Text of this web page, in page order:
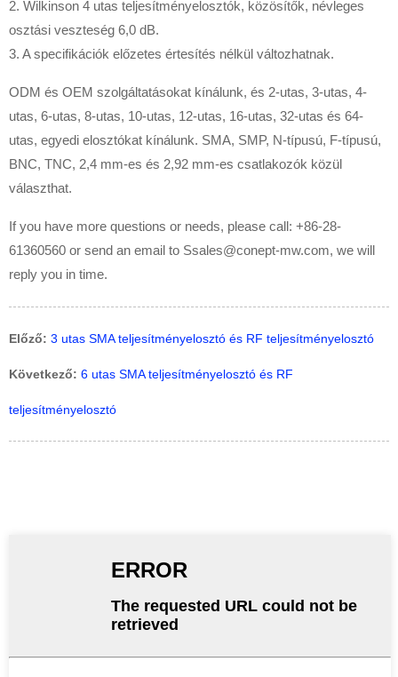
2. Wilkinson 4 utas teljesítményelosztók, közösítők, névleges
osztási veszteség 6,0 dB.
3. A specifikációk előzetes értesítés nélkül változhatnak.
ODM és OEM szolgáltatásokat kínálunk, és 2-utas, 3-utas, 4-
utas, 6-utas, 8-utas, 10-utas, 12-utas, 16-utas, 32-utas és 64-
utas, egyedi elosztókat kínálunk. SMA, SMP, N-típusú, F-típusú,
BNC, TNC, 2,4 mm-es és 2,92 mm-es csatlakozók közül
választhat.
If you have more questions or needs, please call: +86-28-
61360560 or send an email to Ssales@conept-mw.com, we will
reply you in time.
Előző: 3 utas SMA teljesítményelosztó és RF teljesítményelosztó
Következő: 6 utas SMA teljesítményelosztó és RF
teljesítményelosztó